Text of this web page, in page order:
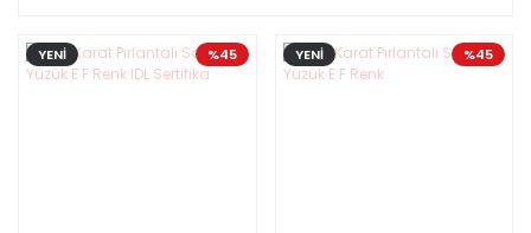
%45
YENİ %45
YENİ